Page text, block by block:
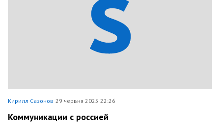
Кирилл Сазонов 29 червня 2025 22:26
Коммуникации с россией